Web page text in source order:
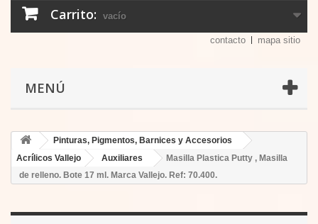
Carrito: vacío
contacto mapa sitio
MENÚ
Pinturas, Pigmentos, Barnices y Accesorios
Acrílicos Vallejo
Auxiliares
Masilla Plastica Putty , Masilla
de relleno. Bote 17 ml. Marca Vallejo. Ref: 70.400.